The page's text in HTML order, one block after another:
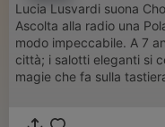
Lucia Lusvardi suona
Ascolta alla radio una
modo impeccabile. A 7
città; i salotti eleganti si
magie che fa sulla
brillante carriera